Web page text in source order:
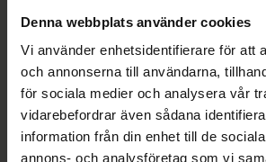
Denna webbplats använder cookies
Vi använder enhetsidentifierare för att
och annonserna till användarna,
för sociala medier och analysera vår
vidarebefordrar även sådana
information från din enhet till de
annons- och analysföretag som vi
den nya dagen med en strålande
hud.
Jämförpris 21,45 kr/ml
EAN:04020829065437
Kategorier: